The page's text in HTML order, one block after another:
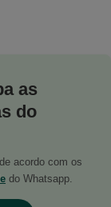
as
do
acordo com os
do Whatsapp.